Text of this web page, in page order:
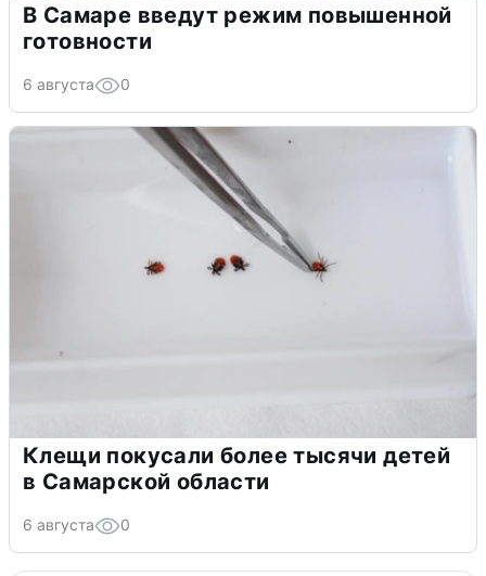
В Самаре введут режим повышенной
готовности
6 августа 0
Клещи покусали более тысячи детей
в Самарской области
6 августа 0